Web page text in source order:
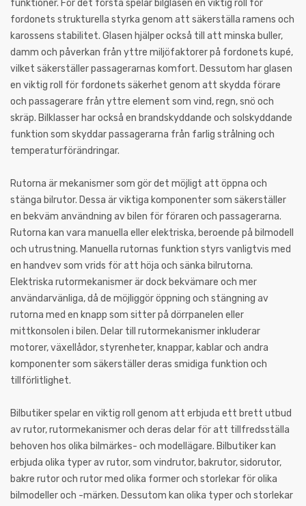
funktioner. För det första spelar bilglasen en viktig roll för
fordonets strukturella styrka genom att säkerställa ramens och
karossens stabilitet. Glasen hjälper också till att minska buller,
damm och påverkan från yttre miljöfaktorer på fordonets kupé,
vilket säkerställer passagerarnas komfort. Dessutom har glasen
en viktig roll för fordonets säkerhet genom att skydda förare
och passagerare från yttre element som vind, regn, snö och
skräp. Bilklasser har också en brandskyddande och solskyddande
funktion som skyddar passagerarna från farlig strålning och
temperaturförändringar.
Rutorna är mekanismer som gör det möjligt att öppna och
stänga bilrutor. Dessa är viktiga komponenter som säkerställer
en bekväm användning av bilen för föraren och passagerarna.
Rutorna kan vara manuella eller elektriska, beroende på bilmodell
och utrustning. Manuella rutornas funktion styrs vanligtvis med
en handvev som vrids för att höja och sänka bilrutorna.
Elektriska rutormekanismer är dock bekvämare och mer
användarvänliga, då de möjliggör öppning och stängning av
rutorna med en knapp som sitter på dörrpanelen eller
mittkonsolen i bilen. Delar till rutormekanismer inkluderar
motorer, växellådor, styrenheter, knappar, kablar och andra
komponenter som säkerställer deras smidiga funktion och
tillförlitlighet.
Bilbutiker spelar en viktig roll genom att erbjuda ett brett utbud
av rutor, rutormekanismer och deras delar för att tillfredsställa
behoven hos olika bilmärkes- och modellägare. Bilbutiker kan
erbjuda olika typer av rutor, som vindrutor, bakrutor, sidorutor,
bakre rutor och rutor med olika former och storlekar för olika
bilmodeller och -märken. Dessutom kan olika typer och storlekar